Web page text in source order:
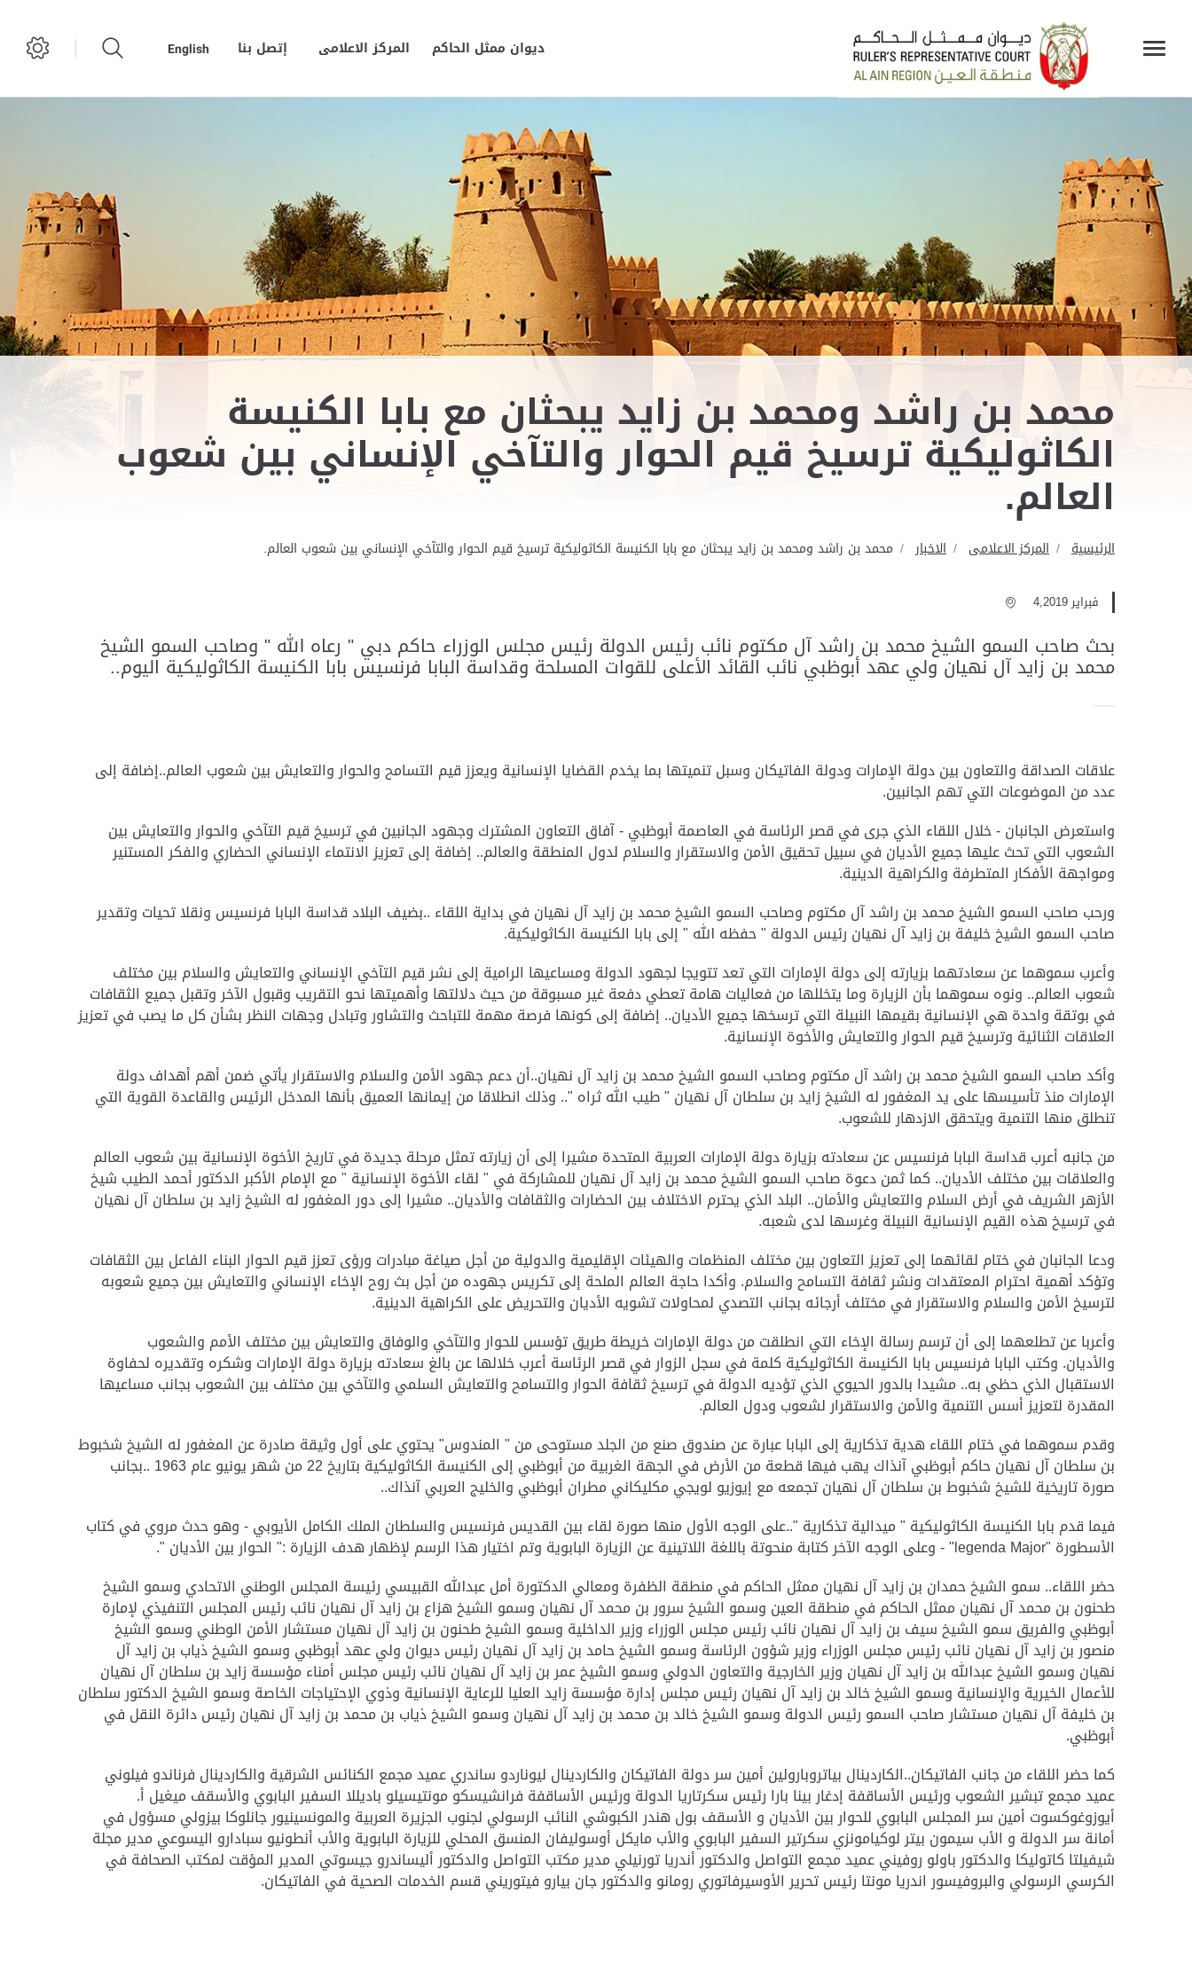
ديوان ممثل الحاكم المركز الاعلامى إتصل بنا English
محمد بن راشد ومحمد بن زايد يبحثان مع بابا الكنيسة
الكاثوليكية ترسيخ قيم الحوار والتآخي الإنساني بين شعوب
العالم.
الرئيسية المركز الاعلامى الاخبار محمد بن راشد ومحمد بن زايد يبحثان مع بابا الكنيسة الكاثوليكية ترسيخ قيم الحوار والتآخي الإنساني بين شعوب العالم.
فبراير 4,2019
بحث صاحب السمو الشيخ محمد بن راشد آل مكتوم نائب رئيس الدولة رئيس مجلس الوزراء حاكم دبي " رعاه الله " وصاحب السمو الشيخ
محمد بن زايد آل نهيان ولي عهد أبوظبي نائب القائد الأعلى للقوات المسلحة وقداسة البابا فرنسيس بابا الكنيسة الكاثوليكية اليوم..
علاقات الصداقة والتعاون بين دولة الإمارات ودولة الفاتيكان وسبل تنميتها بما يخدم القضايا الإنسانية ويعزز قيم التسامح والحوار والتعايش بين شعوب العالم..إضافة إلى
عدد من الموضوعات التي تهم الجانبين.
واستعرض الجانبان - خلال اللقاء الذي جرى في قصر الرئاسة في العاصمة أبوظبي - آفاق التعاون المشترك وجهود الجانبين في ترسيخ قيم التآخي والحوار والتعايش بين
الشعوب التي تحث عليها جميع الأديان في سبيل تحقيق الأمن والاستقرار والسلام لدول المنطقة والعالم.. إضافة إلى تعزيز الانتماء الإنساني الحضاري والفكر المستنير
ومواجهة الأفكار المتطرفة والكراهية الدينية.
ورحب صاحب السمو الشيخ محمد بن راشد آل مكتوم وصاحب السمو الشيخ محمد بن زايد آل نهيان في بداية اللقاء ..بضيف البلاد قداسة البابا فرنسيس ونقلا تحيات وتقدير
صاحب السمو الشيخ خليفة بن زايد آل نهيان رئيس الدولة " حفظه الله " إلى بابا الكنيسة الكاثوليكية.
وأعرب سموهما عن سعادتهما بزيارته إلى دولة الإمارات التي تعد تتويجا لجهود الدولة ومساعيها الرامية إلى نشر قيم التآخي الإنساني والتعايش والسلام بين مختلف
شعوب العالم.. ونوه سموهما بأن الزيارة وما يتخللها من فعاليات هامة تعطي دفعة غير مسبوقة من حيث دلالتها وأهميتها نحو التقريب وقبول الآخر وتقبل جميع الثقافات
في بوتقة واحدة هي الإنسانية بقيمها النبيلة التي ترسخها جميع الأديان.. إضافة إلى كونها فرصة مهمة للتباحث والتشاور وتبادل وجهات النظر بشأن كل ما يصب في تعزيز
العلاقات الثنائية وترسيخ قيم الحوار والتعايش والأخوة الإنسانية.
وأكد صاحب السمو الشيخ محمد بن راشد آل مكتوم وصاحب السمو الشيخ محمد بن زايد آل نهيان..أن دعم جهود الأمن والسلام والاستقرار يأتي ضمن أهم أهداف دولة
الإمارات منذ تأسيسها على يد المغفور له الشيخ زايد بن سلطان آل نهيان " طيب الله ثراه ".. وذلك انطلاقا من إيمانها العميق بأنها المدخل الرئيس والقاعدة القوية التي
تنطلق منها التنمية ويتحقق الازدهار للشعوب.
من جانبه أعرب قداسة البابا فرنسيس عن سعادته بزيارة دولة الإمارات العربية المتحدة مشيرا إلى أن زيارته تمثل مرحلة جديدة في تاريخ الأخوة الإنسانية بين شعوب العالم
والعلاقات بين مختلف الأديان.. كما ثمن دعوة صاحب السمو الشيخ محمد بن زايد آل نهيان للمشاركة في " لقاء الأخوة الإنسانية " مع الإمام الأكبر الدكتور أحمد الطيب شيخ
الأزهر الشريف في أرض السلام والتعايش والأمان.. البلد الذي يحترم الاختلاف بين الحضارات والثقافات والأديان.. مشيرا إلى دور المغفور له الشيخ زايد بن سلطان آل نهيان
في ترسيخ هذه القيم الإنسانية النبيلة وغرسها لدى شعبه.
ودعا الجانبان في ختام لقائهما إلى تعزيز التعاون بين مختلف المنظمات والهيئات الإقليمية والدولية من أجل صياغة مبادرات ورؤى تعزز قيم الحوار البناء الفاعل بين الثقافات
وتؤكد أهمية احترام المعتقدات ونشر ثقافة التسامح والسلام. وأكدا حاجة العالم الملحة إلى تكريس جهوده من أجل بث روح الإخاء الإنساني والتعايش بين جميع شعوبه
لترسيخ الأمن والسلام والاستقرار في مختلف أرجائه بجانب التصدي لمحاولات تشويه الأديان والتحريض على الكراهية الدينية.
وأعربا عن تطلعهما إلى أن ترسم رسالة الإخاء التي انطلقت من دولة الإمارات خريطة طريق تؤسس للحوار والتآخي والوفاق والتعايش بين مختلف الأمم والشعوب
والأديان. وكتب البابا فرنسيس بابا الكنيسة الكاثوليكية كلمة في سجل الزوار في قصر الرئاسة أعرب خلالها عن بالغ سعادته بزيارة دولة الإمارات وشكره وتقديره لحفاوة
الاستقبال الذي حظي به.. مشيدا بالدور الحيوي الذي تؤديه الدولة في ترسيخ ثقافة الحوار والتسامح والتعايش السلمي والتآخي بين مختلف بين الشعوب بجانب مساعيها
المقدرة لتعزيز أسس التنمية والأمن والاستقرار لشعوب ودول العالم.
وقدم سموهما في ختام اللقاء هدية تذكارية إلى البابا عبارة عن صندوق صنع من الجلد مستوحى من " المندوس" يحتوي على أول وثيقة صادرة عن المغفور له الشيخ شخبوط
بن سلطان آل نهيان حاكم أبوظبي آنذاك يهب فيها قطعة من الأرض في الجهة الغربية من أبوظبي إلى الكنيسة الكاثوليكية بتاريخ 22 من شهر يونيو عام 1963 ..بجانب
صورة تاريخية للشيخ شخبوط بن سلطان آل نهيان تجمعه مع إيوزيو لويجي مكليكاني مطران أبوظبي والخليج العربي آنذاك..
فيما قدم بابا الكنيسة الكاثوليكية " ميدالية تذكارية "..على الوجه الأول منها صورة لقاء بين القديس فرنسيس والسلطان الملك الكامل الأيوبي - وهو حدث مروي في كتاب
الأسطورة "legenda Major" - وعلى الوجه الآخر كتابة منحوتة باللغة اللاتينية عن الزيارة البابوية وتم اختيار هذا الرسم لإظهار هدف الزيارة :" الحوار بين الأديان ".
حضر اللقاء.. سمو الشيخ حمدان بن زايد آل نهيان ممثل الحاكم في منطقة الظفرة ومعالي الدكتورة أمل عبدالله القبيسي رئيسة المجلس الوطني الاتحادي وسمو الشيخ
طحنون بن محمد آل نهيان ممثل الحاكم في منطقة العين وسمو الشيخ سرور بن محمد آل نهيان وسمو الشيخ هزاع بن زايد آل نهيان نائب رئيس المجلس التنفيذي لإمارة
أبوظبي والفريق سمو الشيخ سيف بن زايد آل نهيان نائب رئيس مجلس الوزراء وزير الداخلية وسمو الشيخ طحنون بن زايد آل نهيان مستشار الأمن الوطني وسمو الشيخ
منصور بن زايد آل نهيان نائب رئيس مجلس الوزراء وزير شؤون الرئاسة وسمو الشيخ حامد بن زايد آل نهيان رئيس ديوان ولي عهد أبوظبي وسمو الشيخ ذياب بن زايد آل
نهيان وسمو الشيخ عبدالله بن زايد آل نهيان وزير الخارجية والتعاون الدولي وسمو الشيخ عمر بن زايد آل نهيان نائب رئيس مجلس أمناء مؤسسة زايد بن سلطان آل نهيان
للأعمال الخيرية والإنسانية وسمو الشيخ خالد بن زايد آل نهيان رئيس مجلس إدارة مؤسسة زايد العليا للرعاية الإنسانية وذوي الإحتياجات الخاصة وسمو الشيخ الدكتور سلطان
بن خليفة آل نهيان مستشار صاحب السمو رئيس الدولة وسمو الشيخ خالد بن محمد بن زايد آل نهيان وسمو الشيخ ذياب بن محمد بن زايد آل نهيان رئيس دائرة النقل في
أبوظبي.
كما حضر اللقاء من جانب الفاتيكان..الكاردينال بياتروبارولين أمين سر دولة الفاتيكان والكاردينال ليوناردو ساندري عميد مجمع الكنائس الشرقية والكاردينال فرناندو فيلوني
عميد مجمع تبشير الشعوب ورئيس الأساقفة إدغار بينا بارا رئيس سكرتاريا الدولة ورئيس الأساقفة فرانشيسكو مونتيسيلو باديللا السفير البابوي والأسقف ميغيل أ.
أيوزوغوكسوت أمين سر المجلس البابوي للحوار بين الأديان و الأسقف بول هندر الكبوشي النائب الرسولي لجنوب الجزيرة العربية والمونسينيور جانلوكا بيزولي مسؤول في
أمانة سر الدولة و الأب سيمون بيتر لوكيامونزي سكرتير السفير البابوي والأب مايكل أوسوليفان المنسق المحلي للزيارة البابوية والأب أنطونيو سبادارو اليسوعي مدير مجلة
شيفيلتا كاتوليكا والدكتور باولو روفيني عميد مجمع التواصل والدكتور أندريا تورنيلي مدير مكتب التواصل والدكتور أليساندرو جيسوتي المدير المؤقت لمكتب الصحافة في
الكرسي الرسولي والبروفيسور اندريا مونتا رئيس تحرير الأوسيرفاتوري رومانو والدكتور جان بيارو فيتوريني قسم الخدمات الصحية في الفاتيكان.